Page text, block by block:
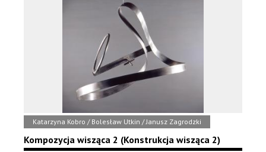
Katarzyna Kobro / Bolesław Utkin / Janusz Zagrodzki
Kompozycja wisząca 2 (Konstrukcja wisząca 2)